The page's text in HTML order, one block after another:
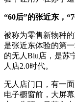
“60后”的张近东，
被称为零售新物种
是张近东体验的第
的无人Biu店，是苏
人店2.0时代。
无人店门口，有一
电子橱窗前，大屏